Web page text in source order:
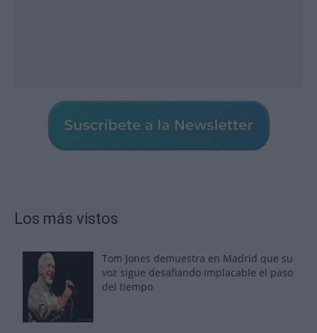
Los más vistos
Tom Jones demuestra en Madrid que su
voz sigue desafiando implacable el paso
del tiempo